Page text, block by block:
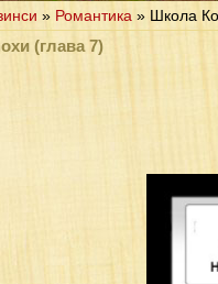
» Романтика » Школа
(глава 7)